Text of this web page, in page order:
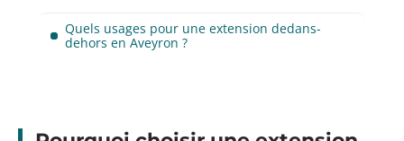
Quels usages pour une extension dedans-
dehors en Aveyron ?